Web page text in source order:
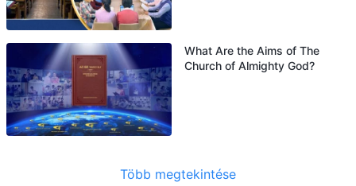
What Are the Aims of The
Church of Almighty God?
Több megtekintése